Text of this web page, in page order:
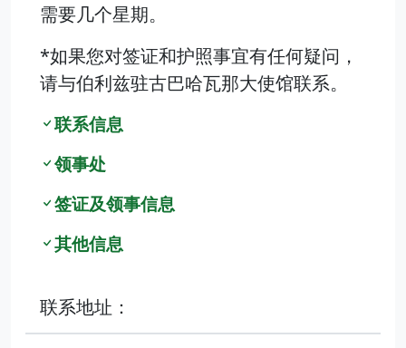
需要几个星期。
*如果您对签证和护照事宜有任何疑问，
请与伯利兹驻古巴哈瓦那大使馆联系。
联系信息
领事处
签证及领事信息
其他信息
联系地址：